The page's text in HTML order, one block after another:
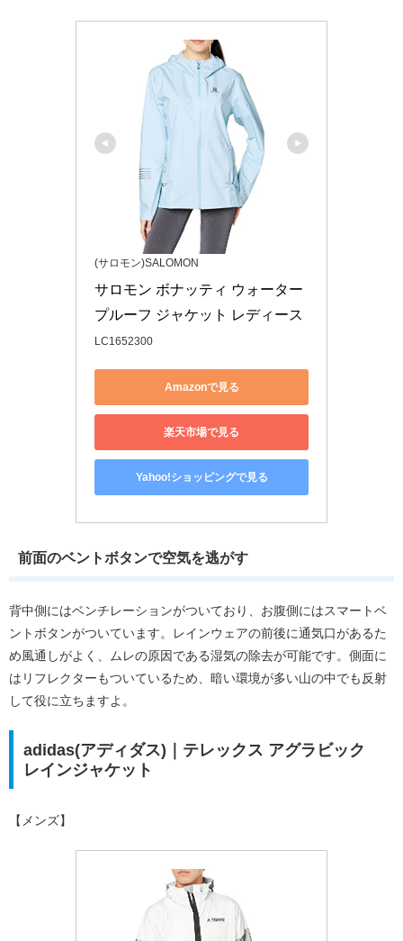
(サロモン)SALOMON
サロモン ボナッティ ウォーター
プルーフ ジャケット レディース
LC1652300
Amazonで見る
楽天市場で見る
Yahoo!ショッピングで見る
前面のベントボタンで空気を逃がす
背中側にはベンチレーションがついており、お腹側にはスマートベ
ントボタンがついています。レインウェアの前後に通気口があるた
め風通しがよく、ムレの原因である湿気の除去が可能です。側面に
はリフレクターもついているため、暗い環境が多い山の中でも反射
して役に立ちますよ。
adidas(アディダス)｜テレックス アグラビック
レインジャケット
【メンズ】